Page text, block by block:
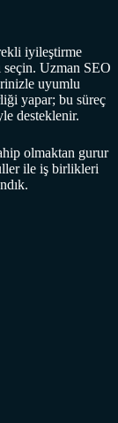
iyileştirme
seçin. Uzman SEO
uyumlu
yapar; bu süreç
desteklenir.
olmaktan gurur
ile iş birlikleri